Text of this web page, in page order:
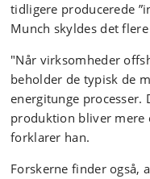
tidligere producerede
Munch skyldes det
"Når virksomheder
beholder de typisk de
energitunge processer.
produktion bliver mere
forklarer han.
Forskerne finder også,